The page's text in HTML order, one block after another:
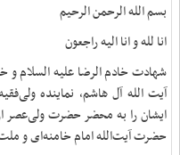
بسم الله الرحمن الرحیم
انا لله و انا الیه راجعون
شهادت خادم الرضا علیه السلام و
آیت الله آل هاشم، نماینده
ایشان را به محضر حضرت ولی‌عصر
حضرت آیت‌الله امام خامنه‌ای و